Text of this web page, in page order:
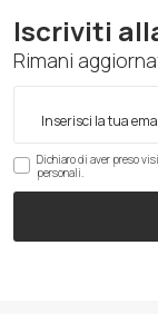
Iscriviti
Rimani
Dichiaro di aver preso
personali.